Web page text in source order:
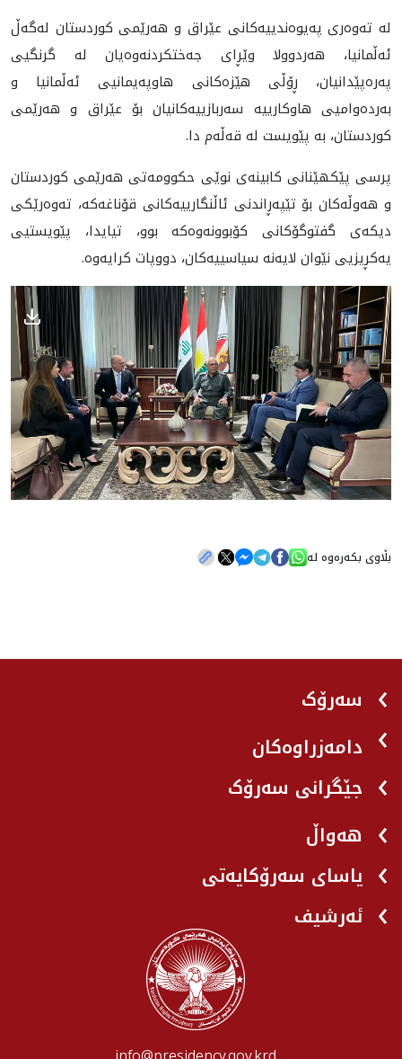
لە تەوەری پەیوەندییەکانی عێراق و هەرێمی کوردستان لەگەڵ
ئەڵمانیا، هەردوولا وێڕای جەختکردنەوەیان لە گرنگیی
پەرەپێدانیان، ڕۆڵی هێزەکانی هاوپەیمانیی ئەڵمانیا و
بەردەوامیی هاوکارییە سەربازییەکانیان بۆ عێراق و هەرێمی
کوردستان، بە پێویست لە قەڵەم دا.
پرسی پێکهێنانی کابینەی نوێی حکوومەتی هەرێمی کوردستان
و هەوڵەکان بۆ تێپەڕاندنی ئاڵنگارییەکانی قۆناغەکە، تەوەرێکی
دیکەی گفتوگۆکانی کۆبوونەوەکە بوو، تیایدا، پێویستیی
یەکڕیزیی نێوان لایەنە سیاسییەکان، دووپات کرایەوە.
بڵاوی بکەرەوە لە
سەرۆک
دامەزراوەکان
جێگرانی سه‌رۆک
هه‌واڵ
یاسای سەرۆکایەتی
ئەرشیف